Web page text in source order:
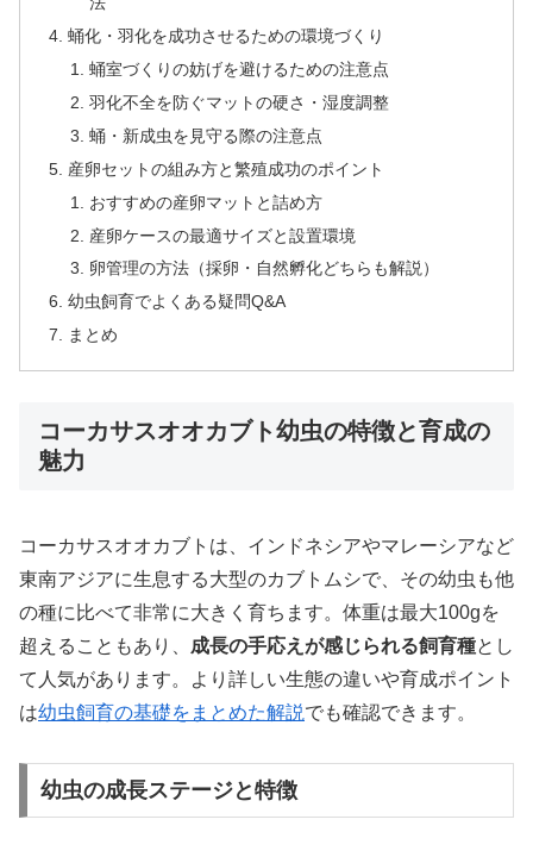
蛹化・羽化を成功させるための環境づくり
蛹室づくりの妨げを避けるための注意点
羽化不全を防ぐマットの硬さ・湿度調整
蛹・新成虫を見守る際の注意点
産卵セットの組み方と繁殖成功のポイント
おすすめの産卵マットと詰め方
産卵ケースの最適サイズと設置環境
卵管理の方法（採卵・自然孵化どちらも解説）
幼虫飼育でよくある疑問Q&A
まとめ
コーカサスオオカブト幼虫の特徴と育成の
魅力
コーカサスオオカブトは、インドネシアやマレーシアなど
東南アジアに生息する大型のカブトムシで、その幼虫も他
の種に比べて非常に大きく育ちます。体重は最大100gを
超えることもあり、 成長の手応えが感じられる飼育種とし
て人気があります。より詳しい生態の違いや育成ポイント
は幼虫飼育の基礎をまとめた解説でも確認できます。
幼虫の成長ステージと特徴